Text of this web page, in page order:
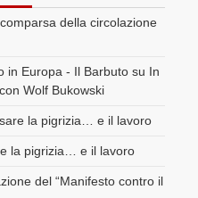
della circolazione
in Europa - Il Barbuto su In
Wolf Bukowski
la pigrizia… e il lavoro
la pigrizia… e il lavoro
del “Manifesto contro il